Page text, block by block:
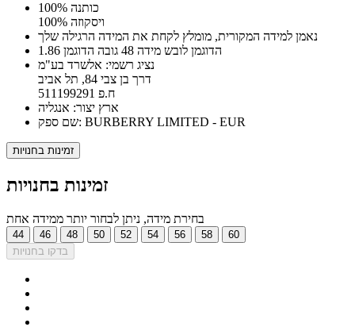
100% כותנה
100% ויסקוזה
נאמן למידה המקורית, מומלץ לקחת את המידה הרגילה שלך
הדוגמן לובש מידה 48 גובה הדוגמן 1.86
נציג רשמי: אלשרד בע"מ
דרך בן צבי 84, תל אביב
ח.פ 511199291
ארץ יצור: אנגליה
שם ספק: BURBERRY LIMITED - EUR
זמינות בחנויות
זמינות בחנויות
בחירת מידה, ניתן לבחור יותר ממידה אחת
44 46 48 50 52 54 56 58
60
בדקו בחנויות